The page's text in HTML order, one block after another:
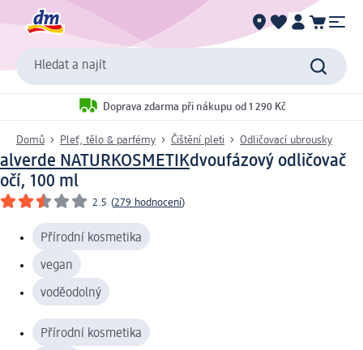
Hledat a najít
Doprava zdarma při nákupu od 1 290 Kč
Domů Pleť, tělo & parfémy Čištění pleti Odličovací ubrousky
alverde NATURKOSMETIKdvoufázový odličovač
očí, 100 ml
2.5 (279 hodnocení)
Přírodní kosmetika
vegan
voděodolný
Přírodní kosmetika